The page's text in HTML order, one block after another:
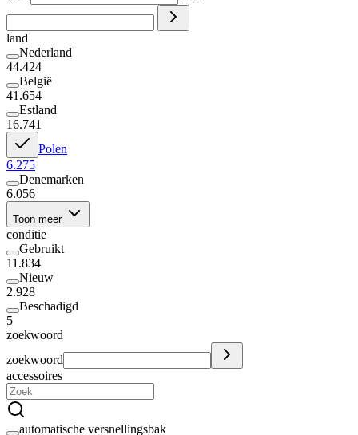
land
Nederland
44.424
België
41.654
Estland
16.741
Polen
6.275
Denemarken
6.056
Toon meer
conditie
Gebruikt
11.834
Nieuw
2.928
Beschadigd
5
zoekwoord
zoekwoord
accessoires
automatische versnellingsbak